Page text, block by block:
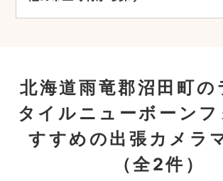
北海道雨竜郡沼田町の
タイルニューボーン
すすめの出張カメラ
（全2件）